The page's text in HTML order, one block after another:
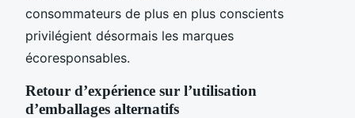
consommateurs de plus en plus conscients
privilégient désormais les marques
écoresponsables.
Retour d’expérience sur l’utilisation
d’emballages alternatifs